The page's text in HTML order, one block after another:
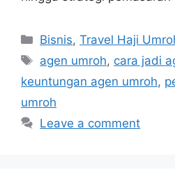
Categories
Bisnis,Travel Haji
Tags
agen umroh, cara jadi
keuntungan agen umroh,
umroh
Leave a comment